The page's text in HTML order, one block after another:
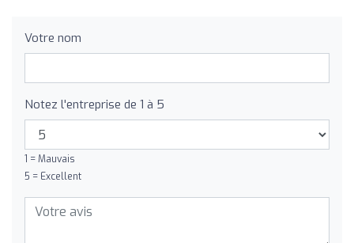
Votre nom
Notez l'entreprise de 1 à 5
1 = Mauvais
5 = Excellent